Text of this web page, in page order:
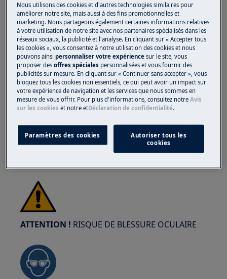
ATTENTION !RISQUE DE BLESSURE
Faites toujours attention lorsque vous déplacez
des appareils. Pour les appareils lourds, il est
plus sûr que deux personnes les déplacent.
Utilisez toujours des gants de sécurité et des
chaussures de sécurité. Portez des gants de
sécurité en tout temps pour vous protéger des
ATTENTION ! RISQUE DE BLESSURE OCULAIRE
Nous utilisons des cookies et d'autres technologies similaires pour
améliorer notre site, mais aussi à des fins promotionnelles et
marketing. Nous partageons également certaines informations relatives
à votre utilisation de notre site avec nos partenaires spécialisés dans les
réseaux sociaux, la publicité et l'analyse. En cliquant sur « Accepter tous
les cookies », vous consentez à notre utilisation des cookies et nous
pouvons ainsipersonnaliser votre expériencesur le site, vous
proposer desoffres spéciales personnalisées et vous fournir des
publicités sur mesure. En cliquant sur « Continuer sans accepter », vous
bloquez tous les cookies non essentiels, ce qui peut avoir un impact sur
votre expérience de navigation et les services que nous sommes en
mesure de vous offrir. Pour plus d'informations, consultez notreAvis
sur les cookies et notreetDéclaration de confidentialité.
Paramètres des cookies
Autoriser tous les
cookies